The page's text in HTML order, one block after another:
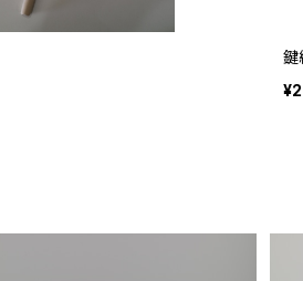
鍵